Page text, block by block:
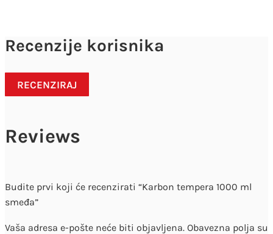
Recenzije korisnika
RECENZIRAJ
Reviews
Budite prvi koji će recenzirati “Karbon tempera 1000 ml
smeđa”
Vaša adresa e-pošte neće biti objavljena. Obavezna polja su